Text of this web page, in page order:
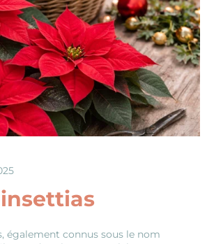
également connus sous le nom